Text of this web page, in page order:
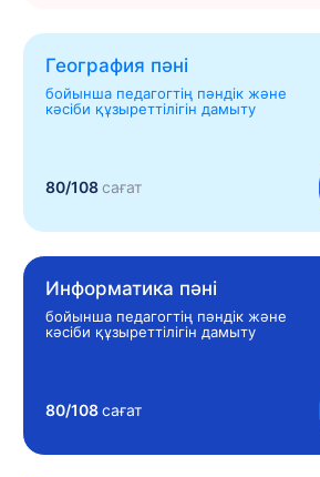
География пәні
бойынша педагогтің пәндік және
кәсіби құзыреттілігін дамыту
80/108сағат
Информатика пәні
бойынша педагогтің пәндік және
кәсіби құзыреттілігін дамыту
80/108сағат